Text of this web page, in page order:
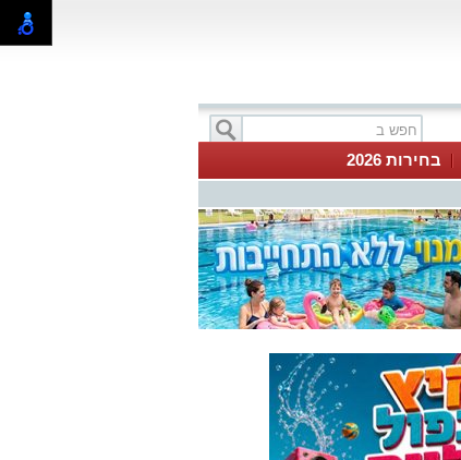
בחירות 2026